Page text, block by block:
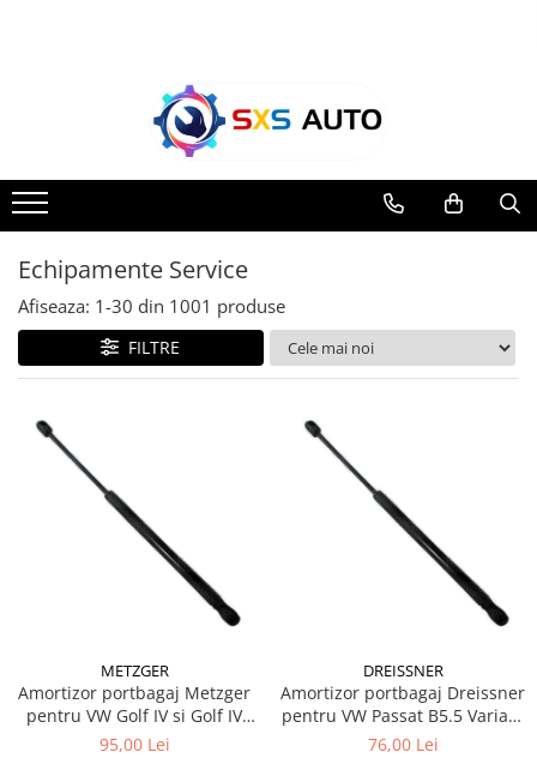
Ulei Motor Original și Aftermarket
- 0W20, 5W30, 5W40 - SXS Auto
0W16
0W30
0W40
5W30
5W50
AdBlue
Aditivi Auto
Echipamente Service
Afiseaza: 1-30 din 1001 produse
FILTRE
METZGER
Amortizor portbagaj Metzger
pentru VW Golf IV si Golf IV
Variant 500N
95,00 Lei
DREISSNER
Amortizor portbagaj Dreissner
pentru VW Passat B5.5 Variant
500N
76,00 Lei